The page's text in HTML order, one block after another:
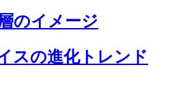
のイメージ
スの進化トレンド